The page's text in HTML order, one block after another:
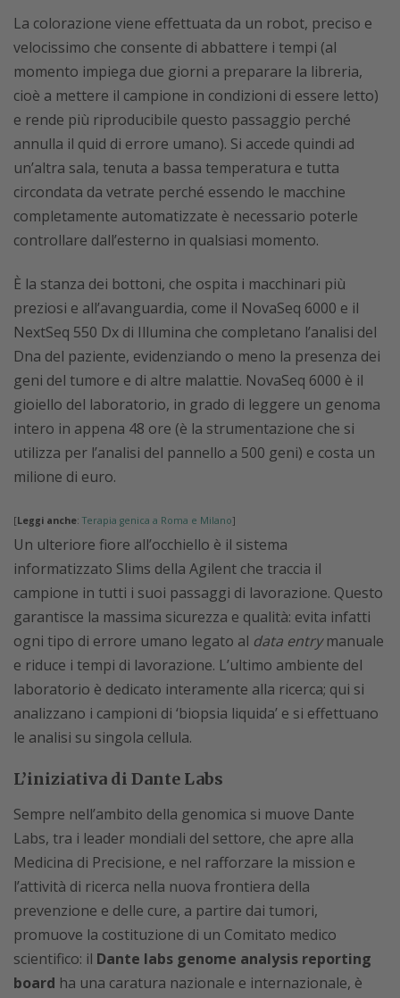
La colorazione viene effettuata da un robot, preciso e
velocissimo che consente di abbattere i tempi (al
momento impiega due giorni a preparare la libreria,
cioè a mettere il campione in condizioni di essere letto)
e rende più riproducibile questo passaggio perché
annulla il quid di errore umano). Si accede quindi ad
un’altra sala, tenuta a bassa temperatura e tutta
circondata da vetrate perché essendo le macchine
completamente automatizzate è necessario poterle
controllare dall’esterno in qualsiasi momento.
È la stanza dei bottoni, che ospita i macchinari più
preziosi e all’avanguardia, come il NovaSeq 6000 e il
NextSeq 550 Dx di Illumina che completano l’analisi del
Dna del paziente, evidenziando o meno la presenza dei
geni del tumore e di altre malattie. NovaSeq 6000 è il
gioiello del laboratorio, in grado di leggere un genoma
intero in appena 48 ore (è la strumentazione che si
utilizza per l’analisi del pannello a 500 geni) e costa un
milione di euro.
[Leggi anche: Terapia genica a Roma e Milano]
Un ulteriore fiore all’occhiello è il sistema
informatizzato Slims della Agilent che traccia il
campione in tutti i suoi passaggi di lavorazione. Questo
garantisce la massima sicurezza e qualità: evita infatti
ogni tipo di errore umano legato al data entrymanuale
e riduce i tempi di lavorazione. L’ultimo ambiente del
laboratorio è dedicato interamente alla ricerca; qui si
analizzano i campioni di ‘biopsia liquida’ e si effettuano
le analisi su singola cellula.
L’iniziativa di Dante Labs
Sempre nell’ambito della genomica si muove Dante
Labs, tra i leader mondiali del settore, che apre alla
Medicina di Precisione, e nel rafforzare la mission e
l’attività di ricerca nella nuova frontiera della
prevenzione e delle cure, a partire dai tumori,
promuove la costituzione di un Comitato medico
scientifico: il Dante labs genome analysis reporting
board ha una caratura nazionale e internazionale, è